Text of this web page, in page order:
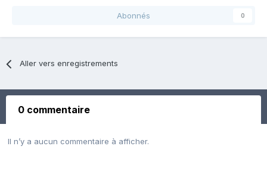
Abonnés 0
Aller vers enregistrements
0 commentaire
Il n’y a aucun commentaire à afficher.